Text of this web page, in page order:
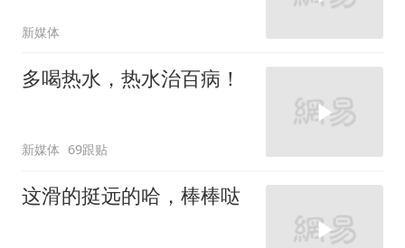
新媒体
多喝热水，热水治百病！
新媒体 69跟贴
这滑的挺远的哈，棒棒哒